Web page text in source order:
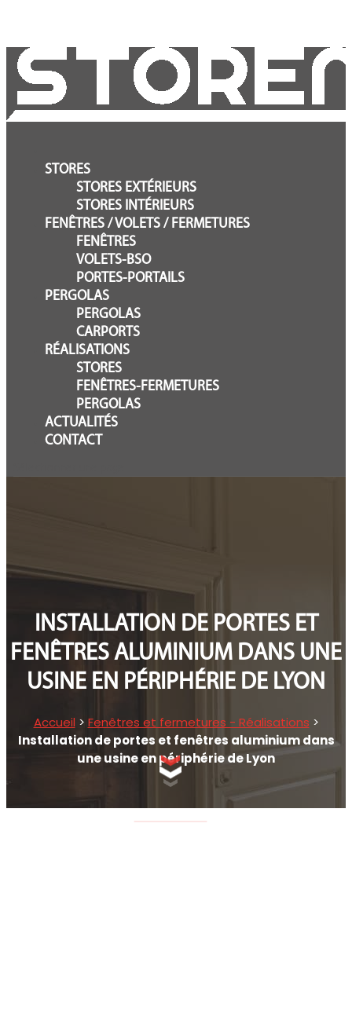
STORES
STORES EXTÉRIEURS
STORES INTÉRIEURS
FENÊTRES / VOLETS / FERMETURES
FENÊTRES
VOLETS-BSO
PORTES-PORTAILS
PERGOLAS
PERGOLAS
CARPORTS
RÉALISATIONS
STORES
FENÊTRES-FERMETURES
PERGOLAS
ACTUALITÉS
CONTACT
INSTALLATION DE PORTES ET
FENÊTRES ALUMINIUM DANS UNE
USINE EN PÉRIPHÉRIE DE LYON
Accueil > Fenêtres et fermetures - Réalisations >
Installation de portes et fenêtres aluminium dans
une usine en périphérie de Lyon